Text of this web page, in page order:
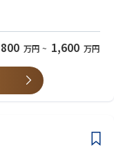
て最後まで責任を負い
ネスモデルを吸収し学習
ることができる
成長することができる
業、大企業内事業を問
の企画又はサポート（法
ィファンド、事業会社で
800 万円 ~ 1,600 万円